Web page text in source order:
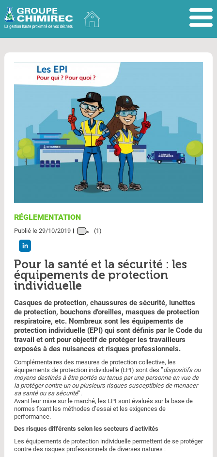
RÉGLEMENTATION
Publié le 29/10/2019 (1)
Pour la santé et la sécurité : les
équipements de protection
individuelle
Casques de protection, chaussures de sécurité, lunettes
de protection, bouchons d’oreilles, masques de protection
respiratoire, etc. Nombreux sont les équipements de
protection individuelle (EPI) qui sont définis par le Code du
travail et ont pour objectif de protéger les travailleurs
exposés à des nuisances et risques professionnels.
Complémentaires des mesures de protection collective, les
équipements de protection individuelle (EPI) sont des ”dispositifs ou
moyens destinés à être portés ou tenus par une personne en vue de
la protéger contre un ou plusieurs risques susceptibles de menacer
sa santé ou sa sécurité”.
Avant leur mise sur le marché, les EPI sont évalués sur la base de
normes fixant les méthodes d’essai et les exigences de
performance.
Des risques différents selon les secteurs d’activités
Les équipements de protection individuelle permettent de se protéger
contre des risques professionnels de diverses natures :